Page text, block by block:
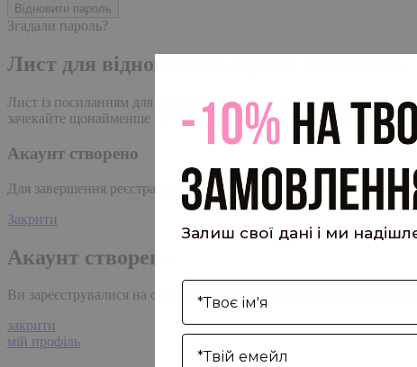
Відновити пароль
Згадали пароль?
Лист для відновлення пароля надіслано.
Лист із посиланням для скидання пароля було надіслано на
зачекайте щонайменше 10 хвилин, перш ніж ініціювати ще один
Акаунт створено
Для завершення реєстрації, перейдіть за посиланням у листі,
Закрити
Акаунт створено
Ви зареєструвалися на сайті Hipster.coffee
roasters і вже можете
закрити
мій профіль
Залиш свої дані і ми
І'мя
Enter your email address